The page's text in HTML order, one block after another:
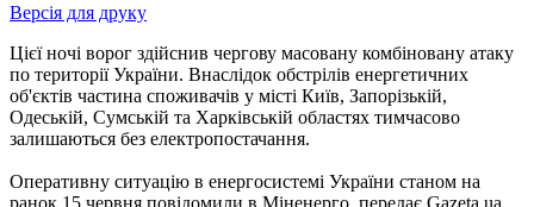
Версія для друку
Цієї ночі ворог здійснив чергову масовану комбіновану атаку
по території України. Внаслідок обстрілів енергетичних
об'єктів частина споживачів у місті Київ, Запорізькій,
Одеській, Сумській та Харківській областях тимчасово
залишаються без електропостачання.
Оперативну ситуацію в енергосистемі України станом на
ранок 15 червня повідомили в Міненерго, передає Gazeta.ua.